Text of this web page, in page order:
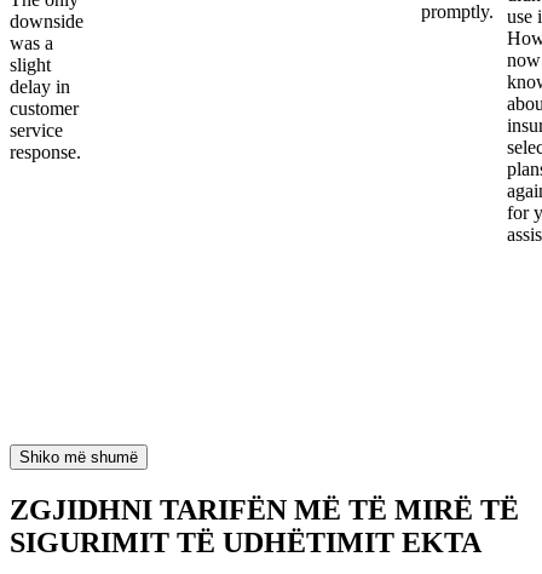
downside
was a
slight
delay in
customer
service
response.
promptly.
use
for
Shiko më shumë
ZGJIDHNI TARIFËN MË TË MIRË TË
SIGURIMIT TË UDHËTIMIT EKTA